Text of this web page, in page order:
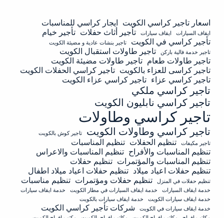
اسعار تاجير كراسي الكويت ايجار كراسي للمناسبات
ايقاف السيارات ايقاف سيارات تأجير أثاث حفلات تأجير خيام
تأجير كراسي في الكويت
تاجير بنشات عادية و مضيئة الكويت
تاجير خدمة فالية باركن
تاجير طاولات استقبال الكويت
تاجير طاولات طعام تاجير طاولات مضيئة الكويت
تاجير كراسى للعزاء بالكويت تاجير كراسي الحفلات الكويت
تاجير كراسي عزاء تاجير كراسي عزاء الكويت
تاجير كراسي ملكي
تاجير كراسي نابليون الكويت
تاجير كراسي وطاولات
تاجير كراسي وطاولات الكويت
تاجير كوش بالكويت
تاجير مكيفات
تنظيم الحفلات تنظيم المناسبات
تنظيم المناسبات والأفراح تنظيم المناسبات والاعراس
تنظيم المناسبات والمؤتمرات تنظيم حفلات
تنظيم حفلات اعياد ميلاد تنظيم حفلات اعياد ميلاد اطفال
تنظيم حفلات في المنزل تنظيم حفلات ومؤتمرات تنظيم مناسبات
خدمة ايقاف السيارات خدمة ايقاف السيارات في مطار الكويت
خدمة ايقاف سيارات
خدمة ايقاف سيارات الكويت
خدمة ايقاف سيارات بالكويت
خدمة ايقاف سيارات في الكويت
شركات تأجير كراسي الكويت